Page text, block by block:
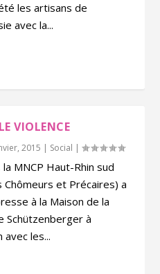
les artisans de
avec la...
VIOLENCE
2015 | Social |
MNCP Haut-Rhin sud
et Précaires) a
à la Maison de la
Schützenberger à
avec les...